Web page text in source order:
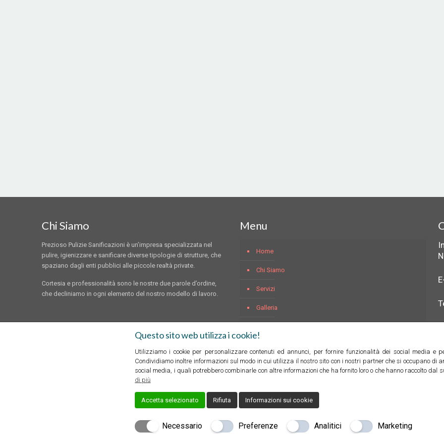
Chi Siamo
Prezioso Pulizie Sanificazioni è un’impresa specializzata nel
pulire, igienizzare e sanificare diverse tipologie di strutture, che
spaziano dagli enti pubblici alle piccole realtà private.
Cortesia e professionalità sono le nostre due parole d’ordine,
che decliniamo in ogni elemento del nostro modello di lavoro.
Menu
Home
Chi Siamo
Servizi
Galleria
Creato daLocal Web – Agenzia Web Marketing MilanoCopyrights © 2021 Prezioso Pulizie Sanificazioni - P.
Questo sito web utilizza i cookie!
Utilizziamo i cookie per personalizzare contenuti ed annunci, per fornire funzionalità dei social media e
Condividiamo inoltre informazioni sul modo in cui utilizza il nostro sito con i nostri partner che si occupano di
social media, i quali potrebbero combinarle con altre informazioni che ha fornito loro o che hanno raccolto dal
di più
Accetta selezionato Rifiuta Informazioni sui cookie
Necessario Preferenze Analitici Marketing